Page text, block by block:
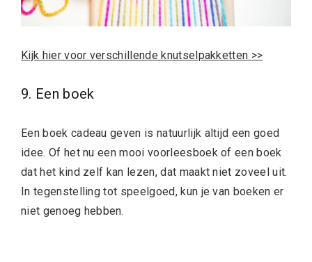
Kijk hier voor verschillende knutselpakketten >>
9. Een boek
Een boek cadeau geven is natuurlijk altijd een goed
idee. Of het nu een mooi voorleesboek of een boek
dat het kind zelf kan lezen, dat maakt niet zoveel uit.
In tegenstelling tot speelgoed, kun je van boeken er
niet genoeg hebben.